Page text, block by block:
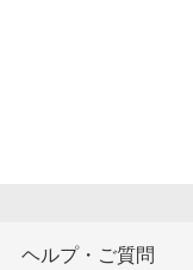
ヘルプ・ご質問